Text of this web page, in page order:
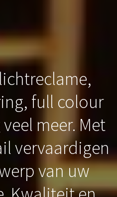
full colour
meer. Met
vervaardigen
van uw